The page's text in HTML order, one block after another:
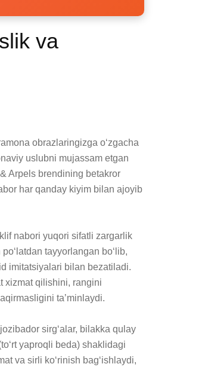
va
obrazlaringizga oʻzgacha
uslubni mujassam etgan
Arpels brendining betakror
har qanday kiyim bilan ajoyib
nabori yuqori sifatli zargarlik
tayyorlangan boʻlib,
imitatsiyalari bilan bezatiladi.
xizmat qilishini, rangini
taʼminlaydi.
sirgʻalar, bilakka qulay
yaproqli beda) shaklidagi
va sirli koʻrinish bagʻishlaydi,